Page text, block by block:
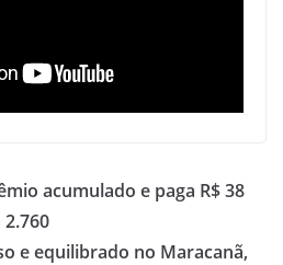
acumulado e paga R$ 38
e equilibrado no Maracanã,